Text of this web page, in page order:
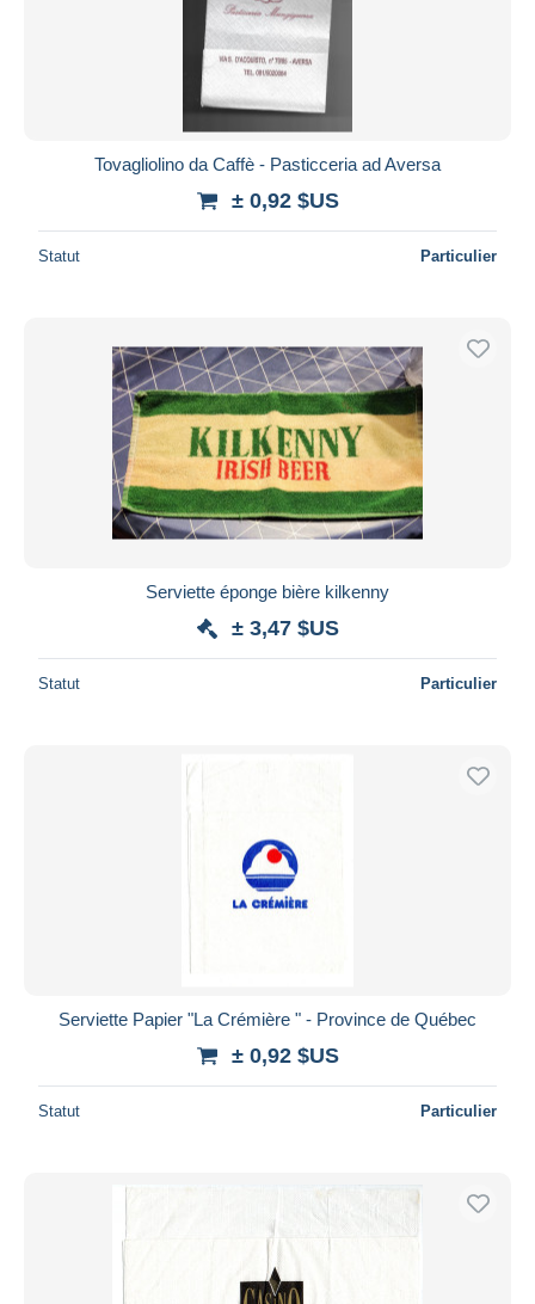
Tovagliolino da Caffè - Pasticceria ad Aversa
± 0,92 $US
Statut Particulier
Serviette éponge bière kilkenny
± 3,47 $US
Statut Particulier
Serviette Papier "La Crémière " - Province de Québec
± 0,92 $US
Statut Particulier